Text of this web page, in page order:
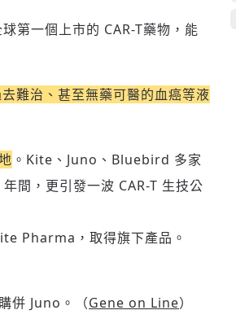
第一個上市的 CAR-T藥物，能
難治、甚至無藥可醫的血癌等液
。Kite、Juno、Bluebird 多家
間，更引發一波 CAR-T 生技公
Pharma，取得旗下產品。
併 Juno。（Gene on Line）